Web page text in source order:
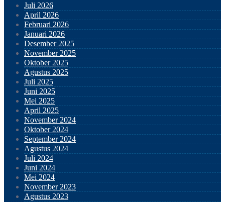
Juli 2026
April 2026
Februari 2026
Januari 2026
Desember 2025
November 2025
Oktober 2025
Agustus 2025
Juli 2025
Juni 2025
Mei 2025
April 2025
November 2024
Oktober 2024
September 2024
Agustus 2024
Juli 2024
Juni 2024
Mei 2024
November 2023
Agustus 2023